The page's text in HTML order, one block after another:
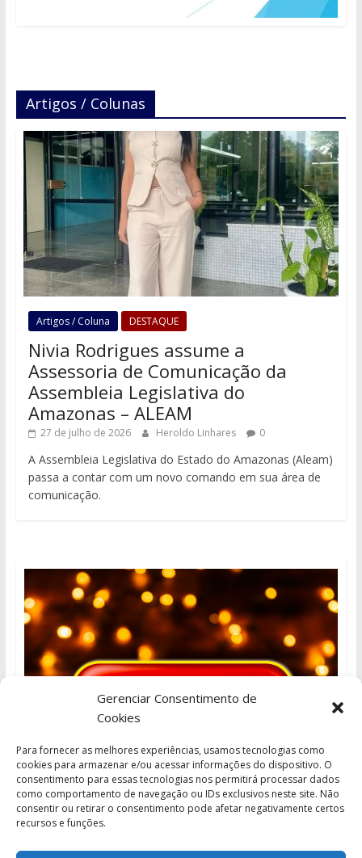
Gerenciar Consentimento de
Cookies
Para fornecer as melhores experiências, usamos tecnologias como
cookies para armazenar e/ou acessar informações do dispositivo. O
consentimento para essas tecnologias nos permitirá processar dados
como comportamento de navegação ou IDs exclusivos neste site. Não
consentir ou retirar o consentimento pode afetar negativamente certos
recursos e funções.
Artigos / Colunas
Artigos / Coluna DESTAQUE
Nivia Rodrigues assume a
Assessoria de Comunicação da
Assembleia Legislativa do
Amazonas – ALEAM
27 de julho de 2026 Heroldo Linhares 0
A Assembleia Legislativa do Estado do Amazonas (Aleam)
passa a contar com um novo comando em sua área de
comunicação.